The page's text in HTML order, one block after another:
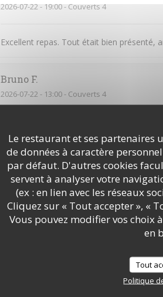
Le restaurant et ses partenaires
de données à caractère
par défaut. D'autres cookies
servent à analyser votre
(ex : en lien avec les réseaux
Cliquez sur « Tout accepter », «
Vous pouvez modifier vos choix
en
Tout
Politique
2026-07-22- 19:00 - Couverts 4
Excellent repas. Tout était bien présenté,
Bruno F
2026-07-22 - 13:00 - Couverts 4
2026-07-16- 19:00 - Couverts 3
SylvainB
2026-07-16- 19:30 - Couverts 4
Excellent. Très bon accueil et cuisine